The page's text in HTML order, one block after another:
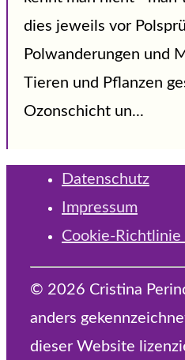
dies jeweils vor
Polwanderungen und
Tieren und Pflanzen
Ozonschicht un...
Datenschutz
Impressum
Cookie-Richtlinie
© 2026 Cristina
anders
dieser Website